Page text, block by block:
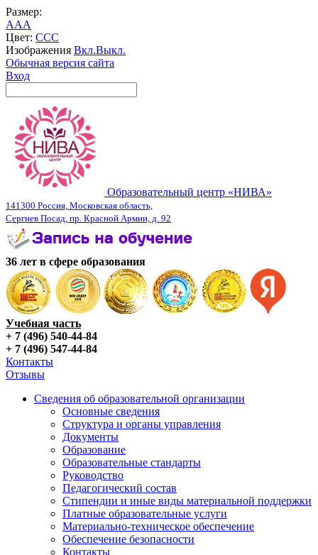
Размер:
AAA
Цвет: CCC
Изображения Вкл.Выкл.
Обычная версия сайта
Вход
Образовательный центр «НИВА»
141300 Россия, Московская область,
Сергиев Посад, пр. Красной Армии, д. 92
36 лет в сфере образования
Учебная часть
+ 7 (496) 540-44-84
+ 7 (496) 547-44-84
Контакты
Отзывы
Сведения об образовательной организации
Основные сведения
Структура и органы управления
Документы
Образование
Образовательные стандарты
Руководство
Педагогический состав
Стипендии и иные виды материальной поддержки
Платные образовательные услуги
Материально-техническое обеспечение
Обеспечение безопасности
Контакты